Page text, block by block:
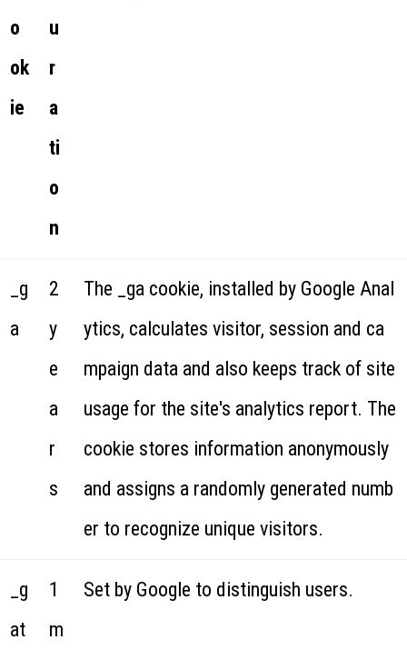
o
ok
ie
u
r
a
ti
o
n
_g
a
2
y
e
a
r
s
The _ga cookie, installed by Google Anal
ytics, calculates visitor, session and ca
mpaign data and also keeps track of site
usage for the site's analytics report. The
cookie stores information anonymously
and assigns a randomly generated numb
er to recognize unique visitors.
_g
at
1
m
Set by Google to distinguish users.